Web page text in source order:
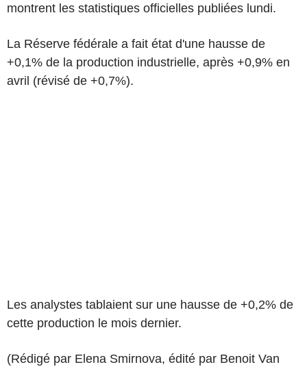
montrent les statistiques officielles publiées lundi.
La Réserve fédérale a fait état d'une hausse de
+0,1% de la production industrielle, après +0,9% en
avril (révisé de +0,7%).
Les analystes tablaient sur une hausse de +0,2% de
cette production le mois dernier.
(Rédigé par Elena Smirnova, édité par Benoit Van